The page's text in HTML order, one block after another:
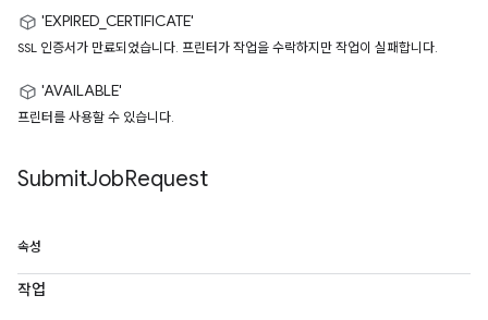
'EXPIRED_CERTIFICATE'
SSL 인증서가 만료되었습니다. 프린터가 작업을 수락하지만 작업이 실패합니다.
'AVAILABLE'
프린터를 사용할 수 있습니다.
SubmitJobRequest
속성
작업